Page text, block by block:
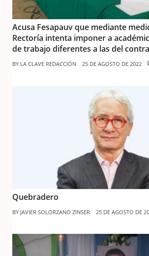
Acusa Fesapauv que mediante
Rectoría intenta imponer a
de trabajo diferentes a las del
BY LA CLAVE REDACCIÓN 25 DE AGOSTO DE 2022
Quebradero
BY JAVIER SOLORZANO ZINSER 25 DE AGOSTO DE